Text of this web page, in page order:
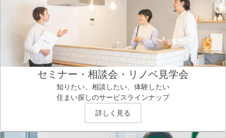
セミナー・相談会・リノベ見学会
知りたい、相談したい、体験したい
住まい探しのサービスラインナップ
詳しく見る